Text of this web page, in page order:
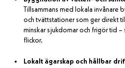
Tillsammans med lokala invånare
och tvättstationer som ger direkt
minskar sjukdomar och frigör tid –
flickor.
Lokalt ägarskap och hållbar